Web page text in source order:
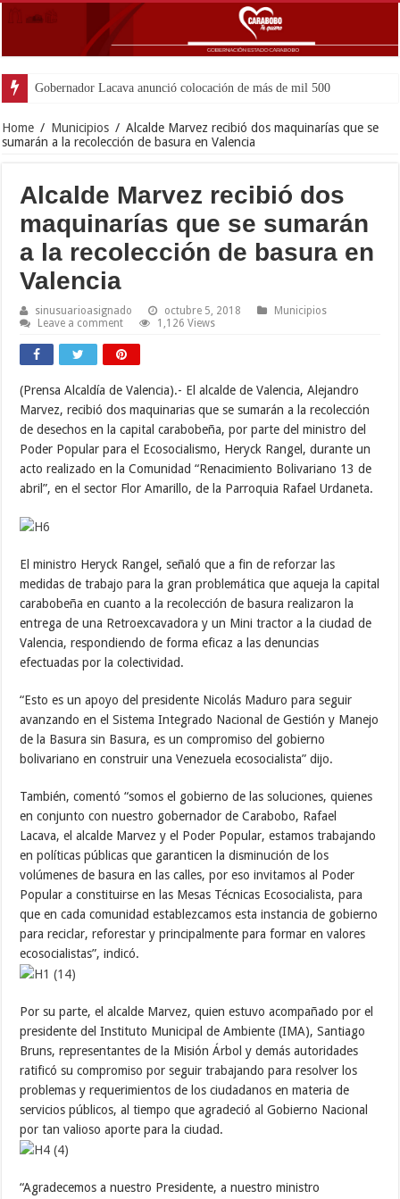
Home / Municipios / Alcalde Marvez recibió dos maquinarías que se
sumarán a la recolección de basura en Valencia
Alcalde Marvez recibió dos
maquinarías que se sumarán
a la recolección de basura en
Valencia
sinusuarioasignado octubre 5, 2018
Municipios
Leave a comment
1,126 Views
(Prensa Alcaldía de Valencia).- El alcalde de Valencia, Alejandro
Marvez, recibió dos maquinarias que se sumarán a la recolección
de desechos en la capital carabobeña, por parte del ministro del
Poder Popular para el Ecosocialismo, Heryck Rangel, durante un
acto realizado en la Comunidad “Renacimiento Bolivariano 13 de
abril”, en el sector Flor Amarillo, de la Parroquia Rafael Urdaneta.
El ministro Heryck Rangel, señaló que a fin de reforzar las
medidas de trabajo para la gran problemática que aqueja la capital
carabobeña en cuanto a la recolección de basura realizaron la
entrega de una Retroexcavadora y un Mini tractor a la ciudad de
Valencia, respondiendo de forma eficaz a las denuncias
efectuadas por la colectividad.
“Esto es un apoyo del presidente Nicolás Maduro para seguir
avanzando en el Sistema Integrado Nacional de Gestión y Manejo
de la Basura sin Basura, es un compromiso del gobierno
bolivariano en construir una Venezuela ecosocialista” dijo.
También, comentó “somos el gobierno de las soluciones, quienes
en conjunto con nuestro gobernador de Carabobo, Rafael
Lacava, el alcalde Marvez y el Poder Popular, estamos trabajando
en políticas públicas que garanticen la disminución de los
volúmenes de basura en las calles, por eso invitamos al Poder
Popular a constituirse en las Mesas Técnicas Ecosocialista, para
que en cada comunidad establezcamos esta instancia de gobierno
para reciclar, reforestar y principalmente para formar en valores
ecosocialistas”, indicó.
Por su parte, el alcalde Marvez, quien estuvo acompañado por el
presidente del Instituto Municipal de Ambiente (IMA), Santiago
Bruns, representantes de la Misión Árbol y demás autoridades
ratificó su compromiso por seguir trabajando para resolver los
problemas y requerimientos de los ciudadanos en materia de
servicios públicos, al tiempo que agradeció al Gobierno Nacional
por tan valioso aporte para la ciudad.
“Agradecemos a nuestro Presidente, a nuestro ministro